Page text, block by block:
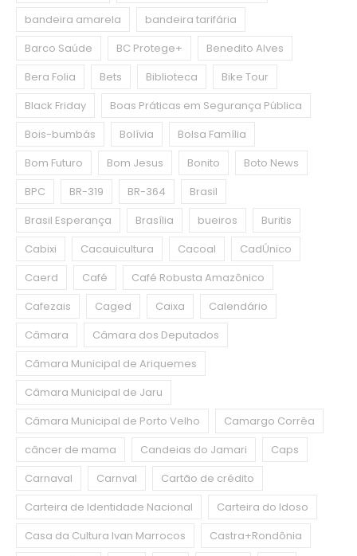
bandeira amarela
bandeira tarifária
Barco Saúde
BC Protege+
Benedito Alves
Bera Folia
Bets Biblioteca
Bike Tour
Black Friday
Boas Práticas em Segurança Pública
Bois-bumbás
Bolívia
Bolsa Família
Bom Futuro
Bom Jesus Bonito
Boto News
BPC
BR-319 BR-364
Brasil
Brasil Esperança
Brasília bueiros
Buritis
Cabixi
Cacauicultura Cacoal
CadÚnico
Caerd
Café
Café Robusta Amazônico
Cafezais
Caged Caixa
Calendário
Câmara
Câmara dos Deputados
Câmara Municipal de Ariquemes
Câmara Municipal de Jaru
Câmara Municipal de Porto Velho
Camargo Corrêa
câncer de mama
Candeias do Jamari
Caps
Carnaval
Carnval
Cartão de crédito
Carteira de Identidade Nacional
Carteira do Idoso
Casa da Cultura Ivan Marrocos
Castra+Rondônia